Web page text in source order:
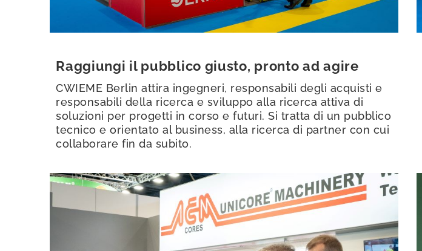
Raggiungi il pubblico giusto, pronto ad agire
CWIEME Berlin attira ingegneri, responsabili degli acquisti e
responsabili della ricerca e sviluppo alla ricerca attiva di
soluzioni per progetti in corso e futuri. Si tratta di un pubblico
tecnico e orientato al business, alla ricerca di partner con cui
collaborare fin da subito.